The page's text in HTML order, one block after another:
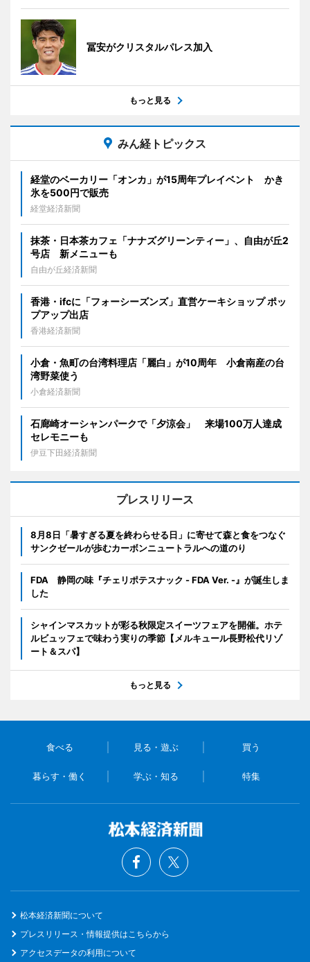
冨安がクリスタルパレス加入
もっと見る
みん経トピックス
経堂のベーカリー「オンカ」が15周年プレイベント かき
氷を500円で販売
経堂経済新聞
抹茶・日本茶カフェ「ナナズグリーンティー」、自由が丘2
号店 新メニューも
自由が丘経済新聞
香港・ifcに「フォーシーズンズ」直営ケーキショップ ポッ
プアップ出店
香港経済新聞
小倉・魚町の台湾料理店「麗白」が10周年 小倉南産の台
湾野菜使う
小倉経済新聞
石廊崎オーシャンパークで「夕涼会」 来場100万人達成
セレモニーも
伊豆下田経済新聞
プレスリリース
8月8日「暑すぎる夏を終わらせる日」に寄せて森と食をつなぐ
サンクゼールが歩むカーボンニュートラルへの道のり
FDA 静岡の味『チェリポテスナック - FDA Ver. -』が誕生しま
した
シャインマスカットが彩る秋限定スイーツフェアを開催。ホテ
ルビュッフェで味わう実りの季節【メルキュール長野松代リゾ
ート＆スパ】
もっと見る
食べる 見る・遊ぶ 買う
暮らす・働く 学ぶ・知る 特集
松本経済新聞について
プレスリリース・情報提供はこちらから
アクセスデータの利用について